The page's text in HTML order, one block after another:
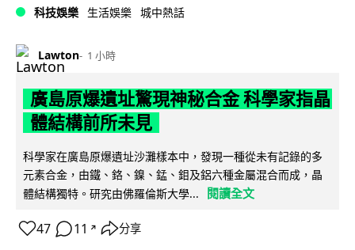
科技娛樂 生活娛樂 城中熱話
Lawton 1 小時
廣島原爆遺址驚現神秘合金 科學家指晶
體結構前所未見
科學家在廣島原爆遺址沙灘樣本中，發現一種從未有記錄的多
元素合金，由鐵、鉻、鎳、錳、鉬及鋁六種金屬混合而成，晶
體結構獨特。研究由佛羅倫斯大學...
閱讀全文
47 11 ↗ 分享